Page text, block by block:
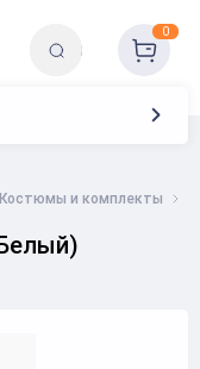
0
Костюмы и комплекты